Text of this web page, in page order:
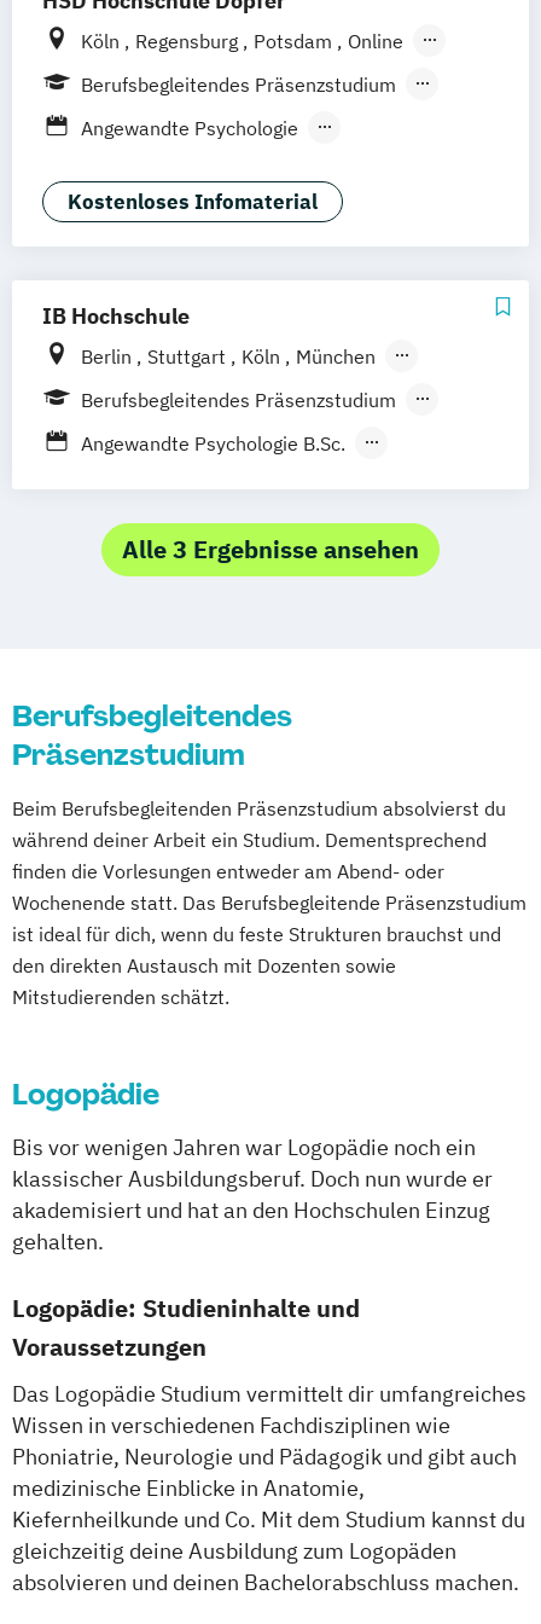
Köln Regensburg Potsdam
Online
Hamburg
Berufsbegleitendes Präsenzstudium
Vollzeit
Duales Studium
Berufsbegleitender Präsenzlehrgang
Angewandte Psychologie
Bildung und Erziehung in der Kindheit
Ernährungspsychologie
Gesundheitspädagogik
Kommunikation und Beratung
Medizinpädagogik
Pflege
Physician Assistance
Pädagogik der Gesundheitsberufe
Pädagogik und Didaktik für
Kostenloses Infomaterial
IB Hochschule
Berlin Stuttgart Köln
München
Hamburg
Berufsbegleitendes Präsenzstudium
Vollzeit
Angewandte Psychologie B.Sc.
Logopädie
Physiotherapie
Digital Health B.Sc. Digital Health M.Sc.
Psychologie M.Sc.
Alle 3 Ergebnisse ansehen
Berufsbegleitendes
Präsenzstudium
Beim Berufsbegleitenden Präsenzstudium absolvierst du
während deiner Arbeit ein Studium. Dementsprechend
finden die Vorlesungen entweder am Abend- oder
Wochenende statt. Das Berufsbegleitende Präsenzstudium
ist ideal für dich, wenn du feste Strukturen brauchst und
den direkten Austausch mit Dozenten sowie
Mitstudierenden schätzt.
Logopädie
Bis vor wenigen Jahren war Logopädie noch ein
klassischer Ausbildungsberuf. Doch nun wurde er
akademisiert und hat an den Hochschulen Einzug
gehalten.
Logopädie: Studieninhalte und
Voraussetzungen
Das Logopädie Studium vermittelt dir umfangreiches
Wissen in verschiedenen Fachdisziplinen wie
Phoniatrie, Neurologie und Pädagogik und gibt auch
medizinische Einblicke in Anatomie,
Kiefernheilkunde und Co. Mit dem Studium kannst du
gleichzeitig deine Ausbildung zum Logopäden
absolvieren und deinen Bachelorabschluss machen.